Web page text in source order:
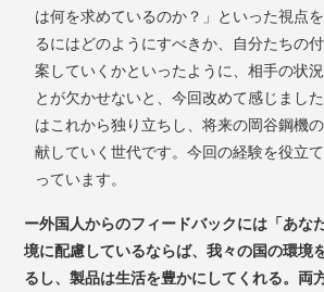
は何を求めているのか？」といった視点
るにはどのようにすべきか、自分たちの
案していくかといったように、相手の状
とが欠かせないと、今回改めて感じまし
はこれから独り立ちし、将来の岡谷鋼機
献していく世代です。今回の経験を役立
っています。
ー外国人からのフィードバックには「あな
境に配慮しているならば、我々の国の環境
るし、製品は生活を豊かにしてくれる。両